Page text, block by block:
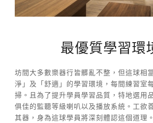
最優質學習環
坊間大多數樂器行皆髒亂不整，但這球相
淨」及「舒適」的學習環境，每間練習室
掃。且為了提升學員學習品質，特地選用
俱佳的監聽等級喇叭以及播放系統。工欲
其器，身為這球學員將深刻體認這個道理。